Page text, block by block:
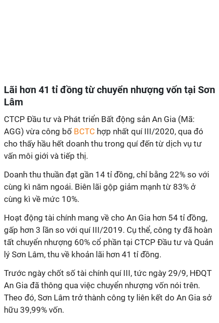
Lãi hơn 41 tỉ đồng từ chuyển nhượng vốn tại Sơn
Lâm
CTCP Đầu tư và Phát triển Bất động sản An Gia (Mã:
AGG) vừa công bố BCTC hợp nhất quí III/2020, qua đó
cho thấy hầu hết doanh thu trong quí đến từ dịch vụ tư
vấn môi giới và tiếp thị.
Doanh thu thuần đạt gần 14 tỉ đồng, chỉ bằng 22% so với
cùng kì năm ngoái. Biên lãi gộp giảm mạnh từ 83% ở
cùng kì về mức 10%.
Hoạt động tài chính mang về cho An Gia hơn 54 tỉ đồng,
gấp hơn 3 lần so với quí III/2019. Cụ thể, công ty đã hoàn
tất chuyển nhượng 60% cổ phần tại CTCP Đầu tư và Quản
lý Sơn Lâm, thu về khoản lãi hơn 41 tỉ đồng.
Trước ngày chốt số tài chính quí III, tức ngày 29/9, HĐQT
An Gia đã thông qua việc chuyển nhượng vốn nói trên.
Theo đó, Sơn Lâm trở thành công ty liên kết do An Gia sở
hữu 39,99% vốn.